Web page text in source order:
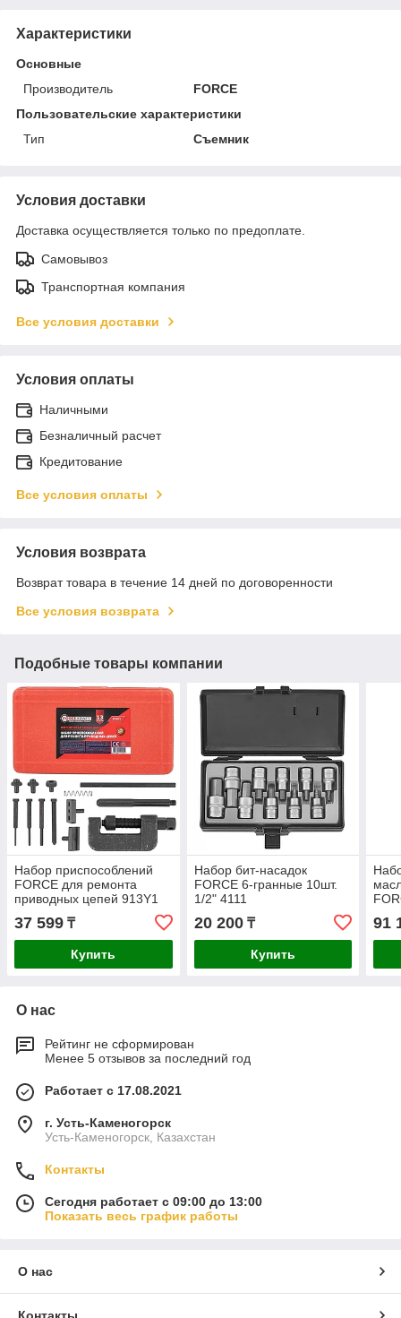
Характеристики
Основные
Производитель
FORCE
Пользовательские характеристики
Тип
Съемник
Условия доставки
Доставка осуществляется только по предоплате.
Самовывоз
Транспортная компания
Все условия доставки
Условия оплаты
Наличными
Безналичный расчет
Кредитование
Все условия оплаты
Условия возврата
Возврат товара в течение 14 дней по договоренности
Все условия возврата
Подобные товары компании
Набор приспособлений
FORCE для ремонта
приводных цепей 913Y1
37 599 ₸
Купить
Набор бит-насадок
FORCE 6-гранные 10шт.
1/2" 4111
20 200₸
Купить
91
О нас
Рейтинг не сформирован
Менее 5 отзывов за последний год
Работает с 17.08.2021
г. Усть-Каменогорск
Усть-Каменогорск, Казахстан
Контакты
Сегодня работает с 09:00 до 13:00
Показать весь график работы
О нас